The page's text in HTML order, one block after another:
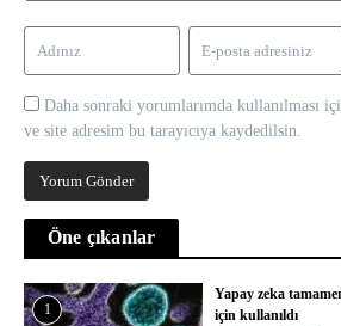
Daha sonraki yorumlarımda kullanılması
ve site adresim bu tarayıcıya kaydedilsin.
Öne çıkanlar
1
Yapay zeka
için kullanıldı